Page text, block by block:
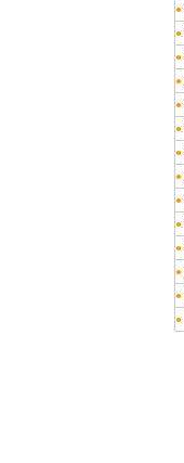
●
●
●
●
●
●
●
●
●
●
●
●
●
●